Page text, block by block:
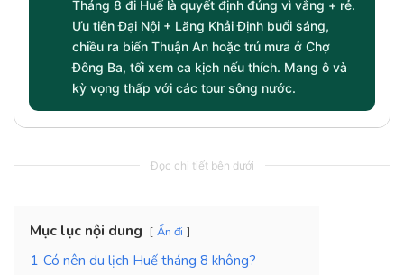
Tháng 8 đi Huế là quyết định đúng vì vắng + rẻ.
Ưu tiên Đại Nội + Lăng Khải Định buổi sáng,
chiều ra biển Thuận An hoặc trú mưa ở Chợ
Đông Ba, tối xem ca kịch nếu thích. Mang ô và
kỳ vọng thấp với các tour sông nước.
Đọc chi tiết bên dưới
Mục lục nội dung Ẩn đi
1 Có nên du lịch Huế tháng 8 không?